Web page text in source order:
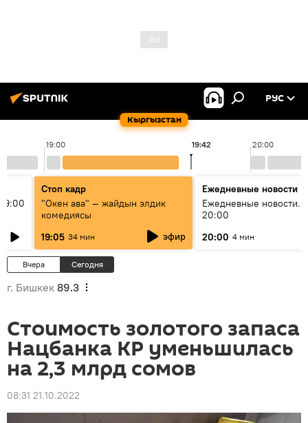
Кыргызстан
РУС
19:00 20:00
19:42
Стоп кадр
"Окен ава" — жайдын элдик
комедиясы
19:05 34 мин эфир
Ежедневные новости
Ежедневные новости.
20:00
20:00 4 мин
Вчера Сегодня
г. Бишкек 89.3
Стоимость золотого запаса
Нацбанка КР уменьшилась
на 2,3 млрд сомов
08:31 21.10.2022